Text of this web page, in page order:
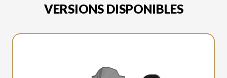
VERSIONS DISPONIBLES